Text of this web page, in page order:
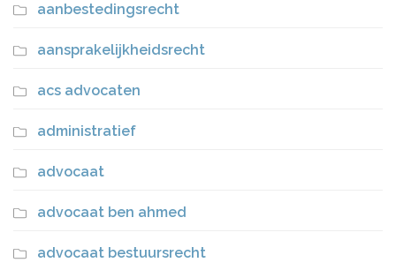
aanbestedingsrecht
aansprakelijkheidsrecht
acs advocaten
administratief
advocaat
advocaat ben ahmed
advocaat bestuursrecht